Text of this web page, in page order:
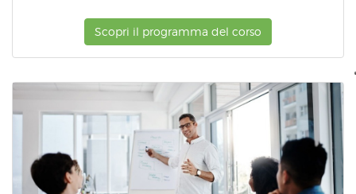
Scopri il programma del corso